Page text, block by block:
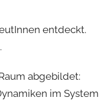
entdeckt.
abgebildet:
im System